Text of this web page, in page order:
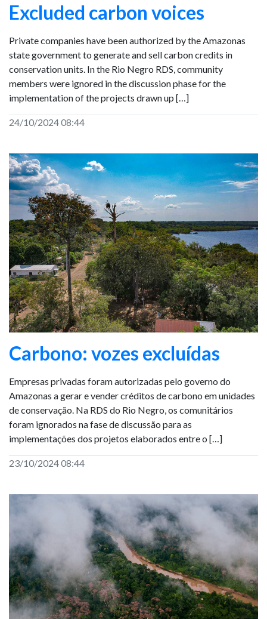
Excluded carbon voices
Private companies have been authorized by the Amazonas
state government to generate and sell carbon credits in
conservation units. In the Rio Negro RDS, community
members were ignored in the discussion phase for the
implementation of the projects drawn up […]
24/10/2024 08:44
Carbono: vozes excluídas
Empresas privadas foram autorizadas pelo governo do
Amazonas a gerar e vender créditos de carbono em unidades
de conservação. Na RDS do Rio Negro, os comunitários
foram ignorados na fase de discussão para as
implementações dos projetos elaborados entre o […]
23/10/2024 08:44